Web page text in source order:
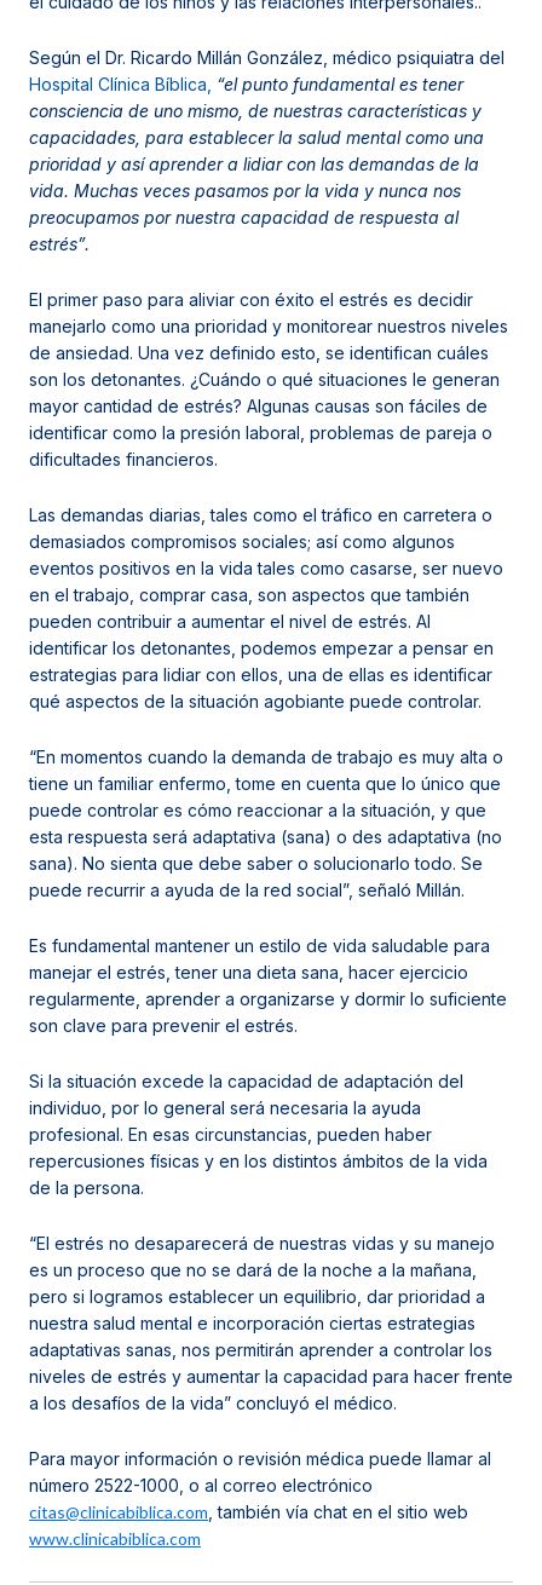
Según el Dr. Ricardo Millán González, médico psiquiatra del
Hospital Clínica Bíblica, “el punto fundamental es tener
consciencia de uno mismo, de nuestras características y
capacidades, para establecer la salud mental como una
prioridad y así aprender a lidiar con las demandas de la
vida. Muchas veces pasamos por la vida y nunca nos
preocupamos por nuestra capacidad de respuesta al
estrés”.
El primer paso para aliviar con éxito el estrés es decidir
manejarlo como una prioridad y monitorear nuestros niveles
de ansiedad. Una vez definido esto, se identifican cuáles
son los detonantes. ¿Cuándo o qué situaciones le generan
mayor cantidad de estrés? Algunas causas son fáciles de
identificar como la presión laboral, problemas de pareja o
dificultades financieros.
Las demandas diarias, tales como el tráfico en carretera o
demasiados compromisos sociales; así como algunos
eventos positivos en la vida tales como casarse, ser nuevo
en el trabajo, comprar casa, son aspectos que también
pueden contribuir a aumentar el nivel de estrés. Al
identificar los detonantes, podemos empezar a pensar en
estrategias para lidiar con ellos, una de ellas es identificar
qué aspectos de la situación agobiante puede controlar.
“En momentos cuando la demanda de trabajo es muy alta o
tiene un familiar enfermo, tome en cuenta que lo único que
puede controlar es cómo reaccionar a la situación, y que
esta respuesta será adaptativa (sana) o des adaptativa (no
sana). No sienta que debe saber o solucionarlo todo. Se
puede recurrir a ayuda de la red social”, señaló Millán.
Es fundamental mantener un estilo de vida saludable para
manejar el estrés, tener una dieta sana, hacer ejercicio
regularmente, aprender a organizarse y dormir lo suficiente
son clave para prevenir el estrés.
Si la situación excede la capacidad de adaptación del
individuo, por lo general será necesaria la ayuda
profesional. En esas circunstancias, pueden haber
repercusiones físicas y en los distintos ámbitos de la vida
de la persona.
“El estrés no desaparecerá de nuestras vidas y su manejo
es un proceso que no se dará de la noche a la mañana,
pero si logramos establecer un equilibrio, dar prioridad a
nuestra salud mental e incorporación ciertas estrategias
adaptativas sanas, nos permitirán aprender a controlar los
niveles de estrés y aumentar la capacidad para hacer frente
a los desafíos de la vida” concluyó el médico.
Para mayor información o revisión médica puede llamar al
número 2522-1000, o al correo electrónico
citas@clinicabiblica.com , también vía chat en el sitio web
www.clinicabiblica.com